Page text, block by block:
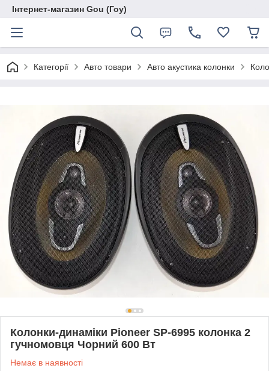
Інтернет-магазин Gou (Гоу)
Категорії Авто товари Авто акустика колонки
Колонки-динаміки Pioneer SP-6995 колонка 2
гучномовця Чорний 600 Вт
Немає в наявності